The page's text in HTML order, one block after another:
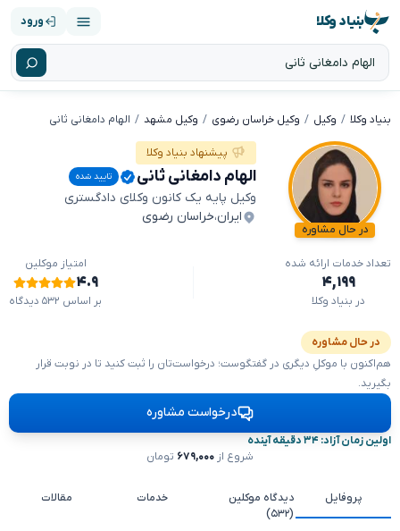
بنیاد وکلا ورود
بنیاد وکلا وکیل وکیل خراسان رضوی وکیل مشهد الهام دامغانی ثانی
در حال مشاوره
پیشنهاد بنیاد وکلا
الهام دامغانی ثانی تایید شده
وکیل پایه یک کانون وکلای دادگستری
ایران،خراسان رضوی
تعداد خدمات ارائه شده
۴,۱۹۹
در بنیاد وکلا
امتیاز موکلین
۴.۹
بر اساس ۵۳۲ دیدگاه
در حال مشاوره
هم‌اکنون با موکلِ دیگری در گفتگوست؛ درخواست‌تان را ثبت کنید تا در نوبت قرار
بگیرید.
درخواست مشاوره
اولین زمان آزاد: ۳۴ دقیقه آینده
شروع از ۶۷۹,۰۰۰ تومان
پروفایل
دیدگاه موکلین
(۵۳۲)
خدمات مقالات